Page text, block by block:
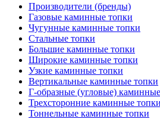
Производители (бренды)
Газовые каминные топки
Чугунные каминные топки
Стальные топки
Большие каминные топки
Широкие каминные топки
Узкие каминные топки
Вертикальные каминные топки
Г-образные (угловые)
Трехсторонние каминные топки
Тоннельные каминные топки